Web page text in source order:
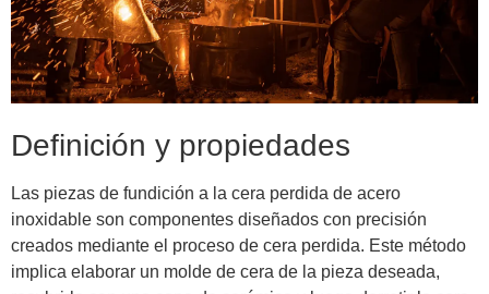
Definición y propiedades
Las piezas de fundición a la cera perdida de acero
inoxidable son componentes diseñados con precisión
creados mediante el proceso de cera perdida. Este método
implica elaborar un molde de cera de la pieza deseada,